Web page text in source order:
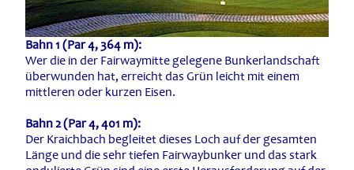
Bahn 1 (Par 4, 364 m):
Wer die in der Fairwaymitte gelegene Bunkerlandschaft
überwunden hat, erreicht das Grün leicht mit einem
mittleren oder kurzen Eisen.
Bahn 2 (Par 4, 401 m):
Der Kraichbach begleitet dieses Loch auf der gesamten
Länge und die sehr tiefen Fairwaybunker und das stark